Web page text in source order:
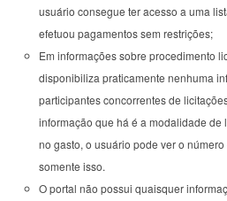
usuário consegue ter acesso a uma
efetuou pagamentos sem restrições;
Em informações sobre procedimento
disponibiliza praticamente nenhuma
participantes concorrentes de
informação que há é a modalidade de
no gasto, o usuário pode ver o
somente isso.
O portal não possui quaisquer